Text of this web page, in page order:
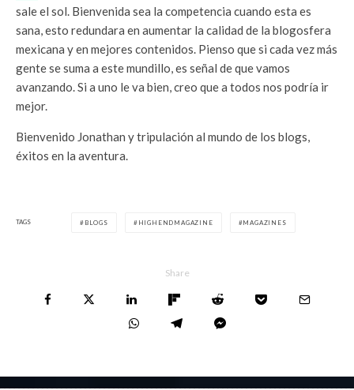
sale el sol. Bienvenida sea la competencia cuando esta es
sana, esto redundara en aumentar la calidad de la blogosfera
mexicana y en mejores contenidos. Pienso que si cada vez más
gente se suma a este mundillo, es señal de que vamos
avanzando. Si a uno le va bien, creo que a todos nos podría ir
mejor.
Bienvenido Jonathan y tripulación al mundo de los blogs,
éxitos en la aventura.
TAGS BLOGS HIGHENDMAGAZINE MAGAZINES
Share